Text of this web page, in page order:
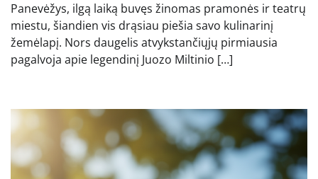
Panevėžys, ilgą laiką buvęs žinomas pramonės ir teatrų
miestu, šiandien vis drąsiau piešia savo kulinarinį
žemėlapį. Nors daugelis atvykstančiųjų pirmiausia
pagalvoja apie legendinį Juozo Miltinio […]